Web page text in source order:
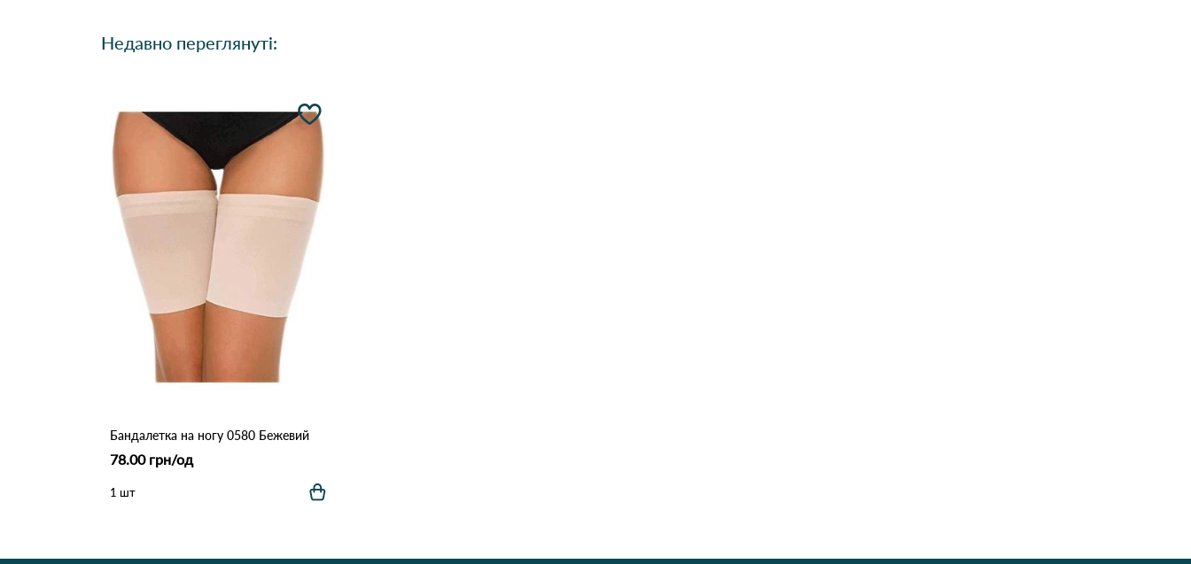
Недавно переглянуті:
Бандалетка на ногу 0580 Бежевий
78.00 грн/од
1 шт